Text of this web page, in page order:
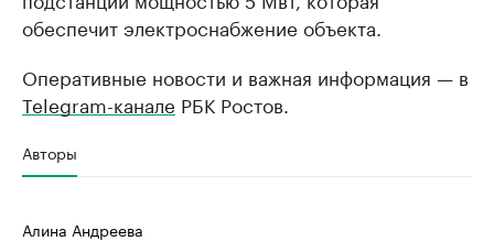
обеспечит электроснабжение объекта.
Оперативные новости и важная информация — в
Telegram-канале РБК Ростов.
Авторы
Алина Андреева